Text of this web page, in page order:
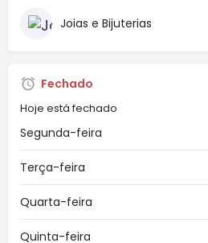
Joias e Bijuterias
Fechado
Hoje está fechado
Segunda-feira
Terça-feira
Quarta-feira
Quinta-feira